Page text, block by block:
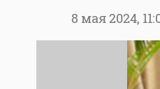
8 мая 2024,